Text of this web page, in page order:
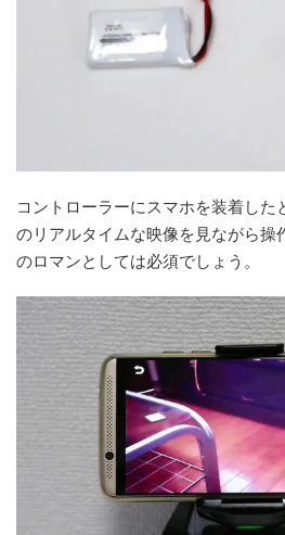
コントローラーにスマホを装着した
のリアルタイムな映像を見ながら操
のロマンとしては必須でしょう。